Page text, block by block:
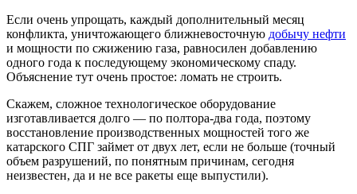
Если очень упрощать, каждый дополнительный месяц
конфликта, уничтожающего ближневосточную добычу нефти
и мощности по сжижению газа, равносилен добавлению
одного года к последующему экономическому спаду.
Объяснение тут очень простое: ломать не строить.
Скажем, сложное технологическое оборудование
изготавливается долго — по полтора-два года, поэтому
восстановление производственных мощностей того же
катарского СПГ займет от двух лет, если не больше (точный
объем разрушений, по понятным причинам, сегодня
неизвестен, да и не все ракеты еще выпустили).